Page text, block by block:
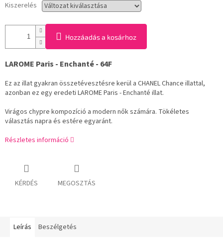
Kiszerelés
Hozzáadás a kosárhoz
LAROME Paris - Enchanté - 64F
Ez az illat gyakran összetévesztésre kerül a CHANEL Chance illattal,
azonban ez egy eredeti LAROME Paris - Enchanté illat.
Virágos chypre kompozíció a modern nők számára. Tökéletes
választás napra és estére egyaránt.
Részletes információ
KÉRDÉS MEGOSZTÁS
Leírás Beszélgetés